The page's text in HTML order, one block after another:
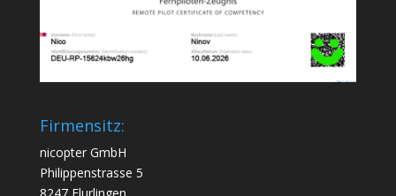
Firmensitz:
nicopter GmbH
Philippenstrasse 5